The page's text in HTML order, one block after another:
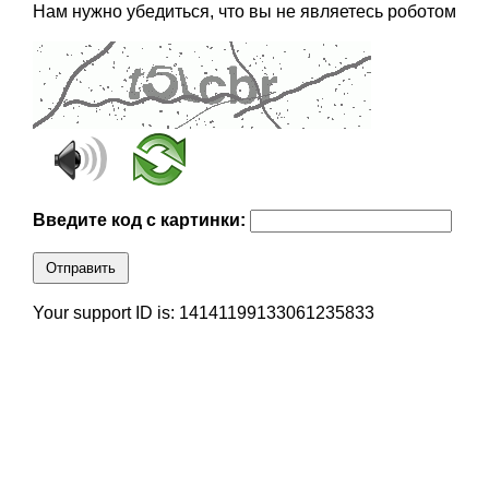
Нам нужно убедиться, что вы не являетесь роботом
Введите код с картинки:
Отправить
Your support ID is: 14141199133061235833